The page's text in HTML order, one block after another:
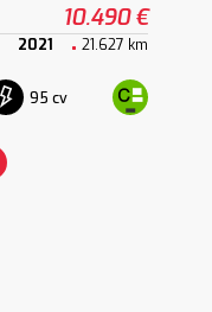
10.490 €
2021 21.627 km
95 cv